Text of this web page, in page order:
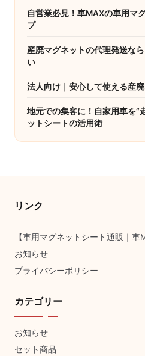
自営業必見！車MAXの車用マ
プ
産廃マグネットの代理発送な
い
法人向け｜安心して使える産
地元での集客に！自家用車を“
ットシートの活用術
リンク
【車用マグネットシート通販｜車
お知らせ
プライバシーポリシー
カテゴリー
お知らせ
セット商品